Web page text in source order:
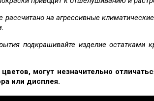
рассчитано на агрессивные
подкрашивайте изделие остатками
могут незначительно
или дисплея.